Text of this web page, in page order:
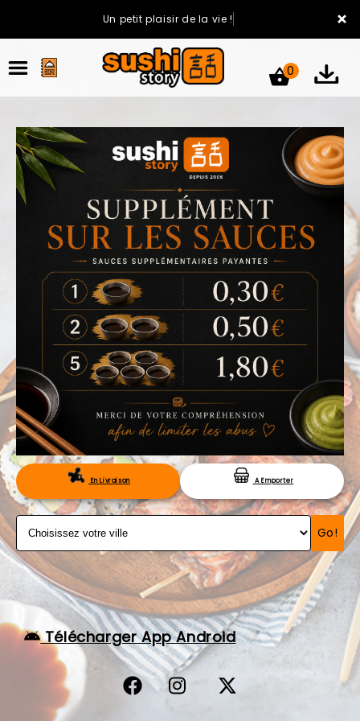
×
Un petit plaisir de la vie !
ACCUEIL
LA CARTE
VOTRE COMPTE
NOTRE RESTAURANT
VOS AVIS
MENTIONS LÉGALES
C.G.V
RÉSERVATION
0
En Livraison A Emporter
Go!
Télécharger App Android